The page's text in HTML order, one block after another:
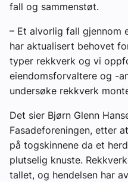
fall og sammenstøt.
– Et alvorlig fall gjennom
har aktualisert behovet
typer rekkverk og vi
eiendomsforvaltere og -
undersøke rekkverk
Det sier Bjørn Glenn
Fasadeforeningen, etter
på togskinnene da et
plutselig knuste.
tallet, og hendelsen har